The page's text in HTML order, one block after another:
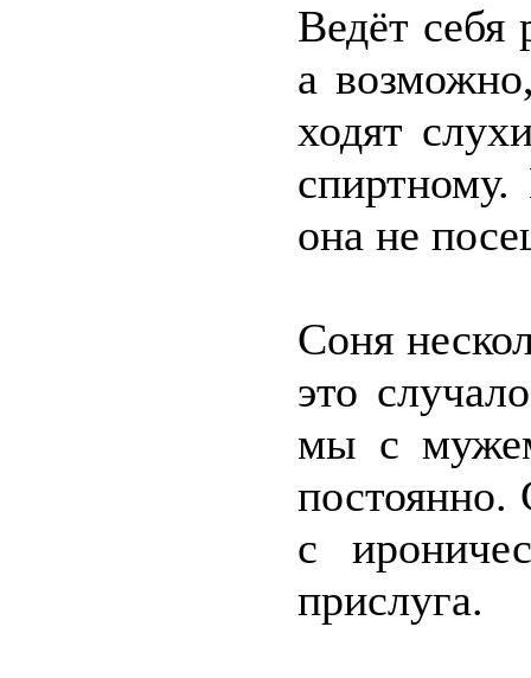
Ведёт себя
а
ходят
она не
Соня
это
мы с
постоянно.
с
прислуга.